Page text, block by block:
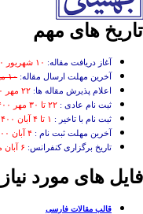
تاریخ های مهم
آغاز دریافت مقاله: ۱۰ شهریور ۱۴۰۰
آخرین مهلت ارسال مقاله: ۱۰ مهر
اعلام پذیرش مقاله ها: ۲۲ مهر ۱۴۰۰
ثبت نام عادی : ۲۲ تا ۳۰ مهر ۱۴۰۰
ثبت نام با تاخیر : ۱ تا ۴ آبان ۱۴۰۰
آخرین مهلت ثبت نام : ۴ آبان ۱۴۰۰
تاریخ برگزاری کنفرانس: ۶ آبان ماه ۱۴۰۰
فایل های مورد نیاز
قالب مقالات فارسی